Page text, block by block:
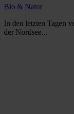
Bio & Natur
In den letzten Tagen
der Nordsee...